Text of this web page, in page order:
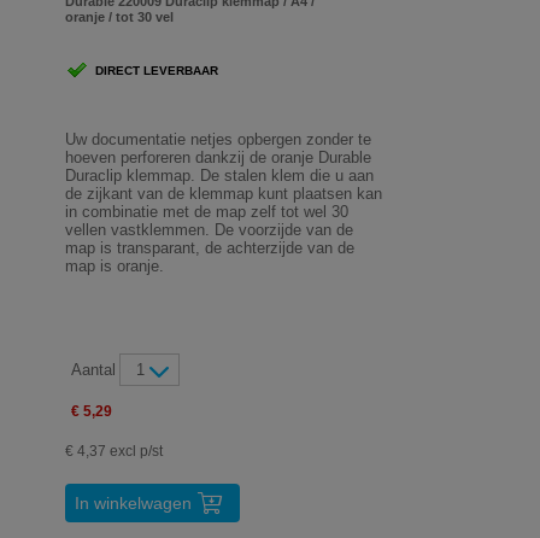
oranje / tot 30 vel
DIRECT LEVERBAAR
Uw documentatie netjes opbergen zonder te
hoeven perforeren dankzij de oranje Durable
Duraclip klemmap. De stalen klem die u aan
de zijkant van de klemmap kunt plaatsen kan
in combinatie met de map zelf tot wel 30
vellen vastklemmen. De voorzijde van de
map is transparant, de achterzijde van de
map is oranje.
Aantal 1
€ 5,29
€ 4,37 excl p/st
In winkelwagen